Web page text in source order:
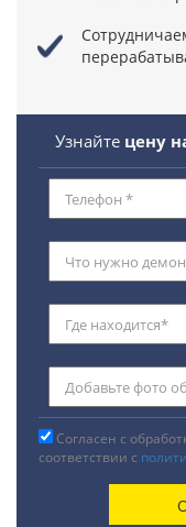
Узнайте цену
Согласен с
соответствии с